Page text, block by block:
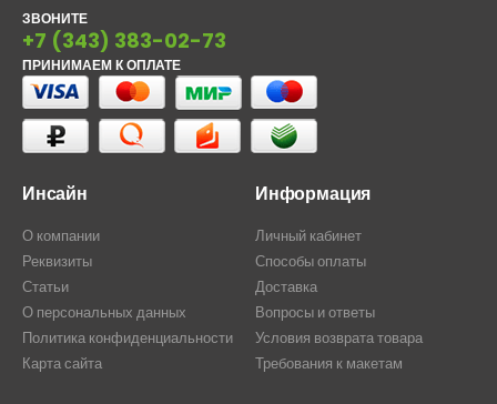
ЗВОНИТЕ
+7 (343) 383-02-73
ПРИНИМАЕМ К ОПЛАТЕ
Инсайн
О компании
Реквизиты
Статьи
О персональных данных
Политика конфиденциальности
Карта сайта
Информация
Личный кабинет
Способы оплаты
Доставка
Вопросы и ответы
Условия возврата товара
Требования к макетам